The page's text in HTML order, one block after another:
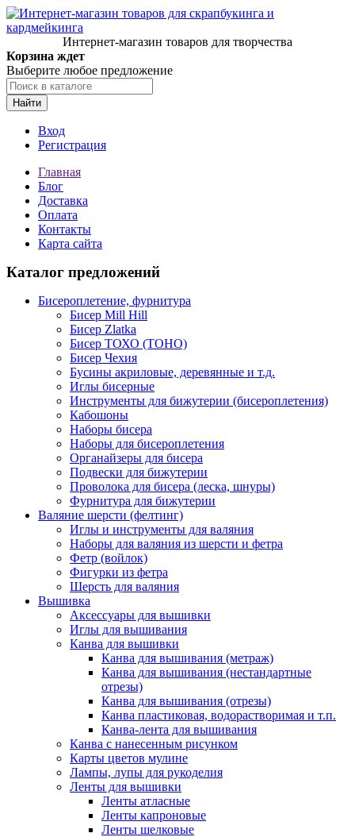
Интернет-магазин товаров для творчества
Корзина ждет
Выберите любое предложение
Найти
Вход
Регистрация
Главная
Блог
Доставка
Оплата
Контакты
Карта сайта
Каталог предложений
Бисероплетение, фурнитура
Бисер Mill Hill
Бисер Zlatka
Бисер ТОХО (TOHO)
Бисер Чехия
Бусины акриловые, деревянные и т.д.
Иглы бисерные
Инструменты для бижутерии (бисероплетения)
Кабошоны
Наборы бисера
Наборы для бисероплетения
Органайзеры для бисера
Подвески для бижутерии
Проволока для бисера (леска, шнуры)
Фурнитура для бижутерии
Валяние шерсти (фелтинг)
Иглы и инструменты для валяния
Наборы для валяния из шерсти и фетра
Фетр (войлок)
Фигурки из фетра
Шерсть для валяния
Вышивка
Аксессуары для вышивки
Иглы для вышивания
Канва для вышивки
Канва для вышивания (метраж)
Канва для вышивания (нестандартные
отрезы)
Канва для вышивания (отрезы)
Канва пластиковая, водорастворимая и т.п.
Канва-лента для вышивания
Канва с нанесенным рисунком
Карты цветов мулине
Лампы, лупы для рукоделия
Ленты для вышивки
Ленты атласные
Ленты капроновые
Ленты шелковые